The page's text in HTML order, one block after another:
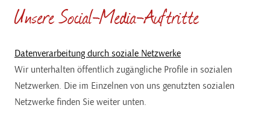
Unsere Social-Media-Auftritte
Datenverarbeitung durch soziale Netzwerke
Wir unterhalten öffentlich zugängliche Profile in sozialen
Netzwerken. Die im Einzelnen von uns genutzten sozialen
Netzwerke finden Sie weiter unten.